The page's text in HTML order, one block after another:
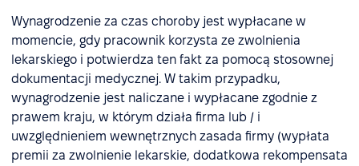
Wynagrodzenie za czas choroby jest wypłacane w
momencie, gdy pracownik korzysta ze zwolnienia
lekarskiego i potwierdza ten fakt za pomocą stosownej
dokumentacji medycznej. W takim przypadku,
wynagrodzenie jest naliczane i wypłacane zgodnie z
prawem kraju, w którym działa firma lub / i
uwzględnieniem wewnętrznych zasada firmy (wypłata
premii za zwolnienie lekarskie, dodatkowa rekompensata